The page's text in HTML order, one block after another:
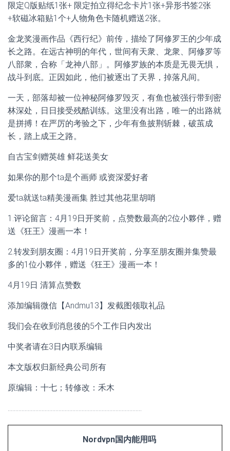
限定Q版贴纸1张+ 限定拍立得纪念卡片1张+异形书签2张
+软磁冰箱贴1个+人物角色卡随机赠送2张。
金龙奖漫画作品《西行纪》前传，描绘了阿修罗王的少年成
长之路。在远古神明的年代，世间有天衆、龙衆、阿修罗等
八部衆，合称「龙神八部」。阿修罗族的本质是无畏无惧，
战斗到底。正因如此，他们被逐出了天界，掉落凡间。
一天，部落却被一位神秘阿修罗毁灭，有鱼也被强行带到密
林深处，日日接受残酷训练。这里没有出路，唯一的出路就
是拼搏！在严厉的考验之下，少年有鱼披荆斩棘，破茧成
长，踏上成王之路。
自古宝剑赠英雄 鲜花送美女
如果你的那个ta是个画师 或资深爱好者
爱ta就送ta精美漫画集 胜过其他花里胡哨
1.评论留言：4月19日开奖前，点赞数最高的2位小夥伴，赠
送《狂王》漫画一本！
2.转发到朋友圈：4月19日开奖前，分享至朋友圈并集赞最
多的1位小夥伴，赠送《狂王》漫画一本！
4月19日 清算点赞数
添加编辑微信【Andmu13】发截图领取礼品
我们会在收到消息後的5个工作日内发出
中奖者请在3日内联系编辑
本文版权归新经典公司所有
原编辑：十七；转修改：禾木
……………………………………………………………………………
Nordvpn国内能用吗